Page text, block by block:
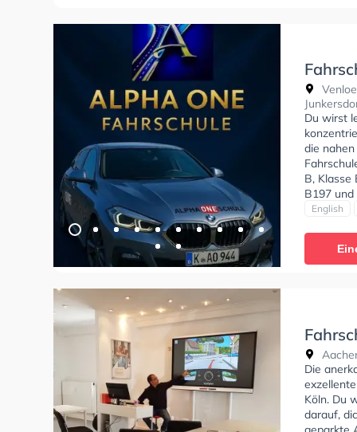
Du wirst
die
B, Klasse
B197
Letzte
English
Die
Köln. Du
darauf,